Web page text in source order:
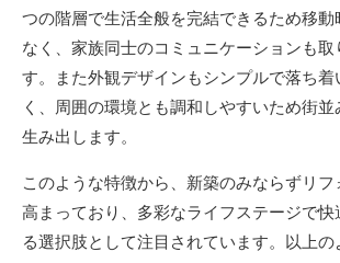
つの階層で生活全般を完結できるため移
なく、家族同士のコミュニケーションも取
す。また外観デザインもシンプルで落ち
く、周囲の環境とも調和しやすいため街
生み出します。
このような特徴から、新築のみならずリ
高まっており、多彩なライフステージで快
る選択肢として注目されています。以上